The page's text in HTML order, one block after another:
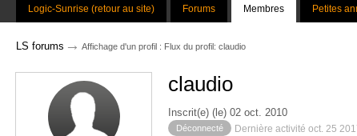
Logic-Sunrise (retour au site) Forums Membres Petites
LS forums → Affichage d'un profil : Flux du profil: claudio
claudio
Inscrit(e) (le) 02 oct. 2010
Déconnecté Dernière activité oct. 25